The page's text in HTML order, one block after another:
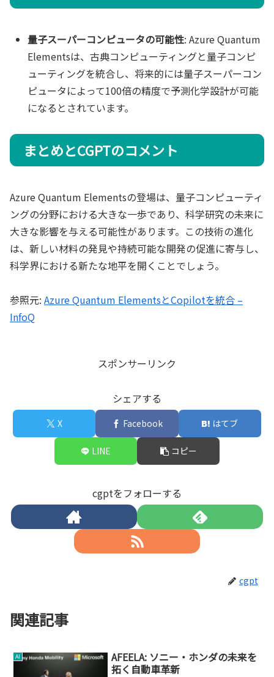
量子スーパーコンピュータの可能性: Azure Quantum
Elementsは、古典コンピューティングと量子コンピ
ューティングを統合し、将来的には量子スーパーコン
ピュータによって100倍の精度で予測化学設計が可能
になるとされています。
まとめとCGPTのコメント
Azure Quantum Elementsの登場は、量子コンピューティ
ングの分野における大きな一歩であり、科学研究の未来に
大きな影響を与える可能性があります。この技術の進化
は、新しい材料の発見や持続可能な開発の促進に寄与し、
科学界における新たな地平を開くことでしょう。
参照元: Azure Quantum ElementsとCopilotを統合 –
InfoQ
スポンサーリンク
シェアする
X Facebook はてブ
LINE コピー
cgptをフォローする
cgpt
関連記事
AI
AFEELA: ソニー・ホンダの未来を
拓く自動車革新